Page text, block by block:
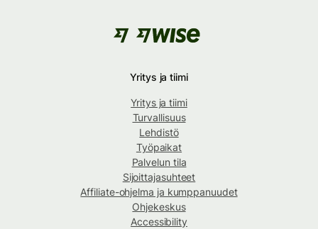
Yritys ja tiimi
Yritys ja tiimi
Turvallisuus
Lehdistö
Työpaikat
Palvelun tila
Sijoittajasuhteet
Affiliate-ohjelma ja kumppanuudet
Ohjekeskus
Accessibility